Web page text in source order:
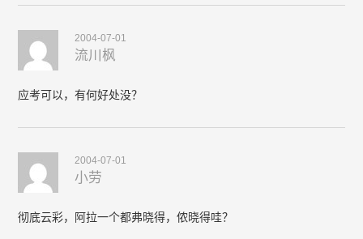
2004-07-01
流川枫
应考可以，有何好处没？
2004-07-01
小劳
彻底云彩，阿拉一个都弗晓得，侬晓得哇？